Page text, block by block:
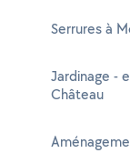
Serrures à
Jardinage -
Château